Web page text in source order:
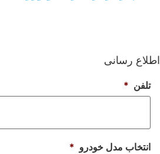
رسانی
تلفن *
انتخاب مدل خودرو *